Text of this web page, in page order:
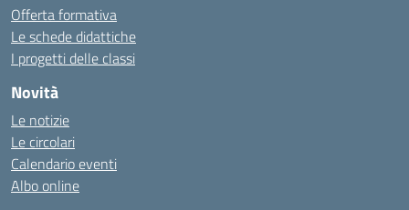
Offerta formativa
Le schede didattiche
I progetti delle classi
Novità
Le notizie
Le circolari
Calendario eventi
Albo online